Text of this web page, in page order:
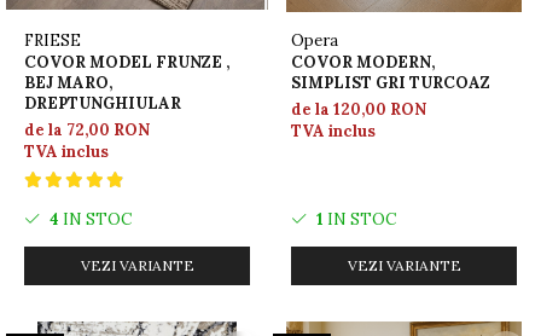
FRIESE
COVOR MODEL FRUNZE ,
BEJ MARO,
DREPTUNGHIULAR
de la 72,00 RON
TVA inclus
4 IN STOC
VEZI VARIANTE
Opera
COVOR MODERN,
SIMPLIST GRI TURCOAZ
de la 120,00 RON
TVA inclus
1 IN STOC
VEZI VARIANTE